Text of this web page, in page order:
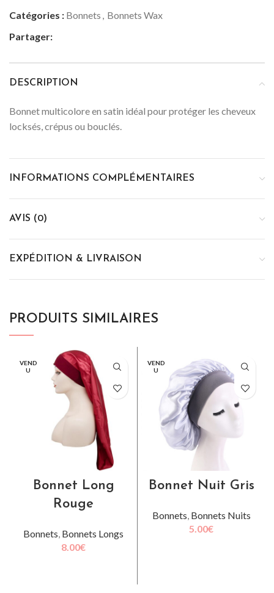
Catégories : Bonnets , Bonnets Wax
Partager:
DESCRIPTION
Bonnet multicolore en satin idéal pour protéger les cheveux
locksés, crépus ou bouclés.
INFORMATIONS COMPLÉMENTAIRES
AVIS (0)
EXPÉDITION & LIVRAISON
PRODUITS SIMILAIRES
VEND
U
Bonnet Long
Rouge
Bonnets, Bonnets Longs
8.00€
VEND
U
Bonnet Nuit Gris
Bonnets, Bonnets Nuits
5.00€